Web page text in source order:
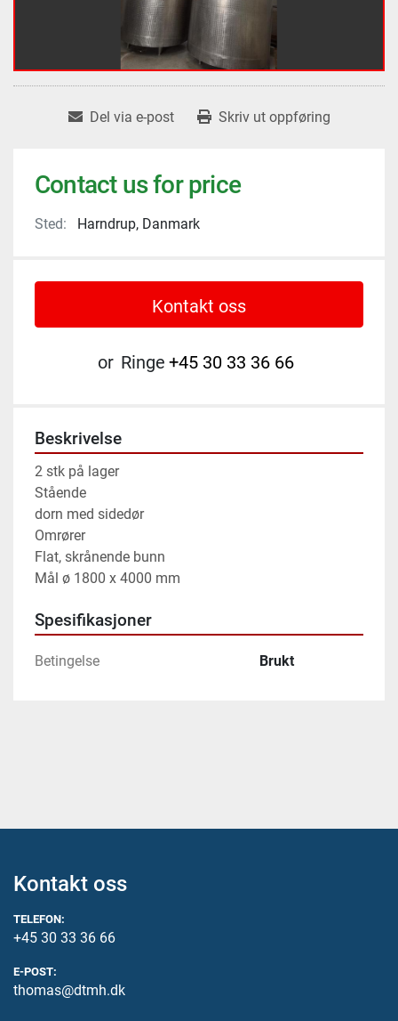
Del via e-post Skriv ut oppføring
Contact us for price
Sted: Harndrup, Danmark
Kontakt oss
or Ringe +45 30 33 36 66
Beskrivelse
2 stk på lager
Stående
dorn med sidedør
Omrører
Flat, skrånende bunn
Mål ø 1800 x 4000 mm
Spesifikasjoner
Betingelse Brukt
Kontakt oss
TELEFON:
+45 30 33 36 66
E-POST:
thomas@dtmh.dk